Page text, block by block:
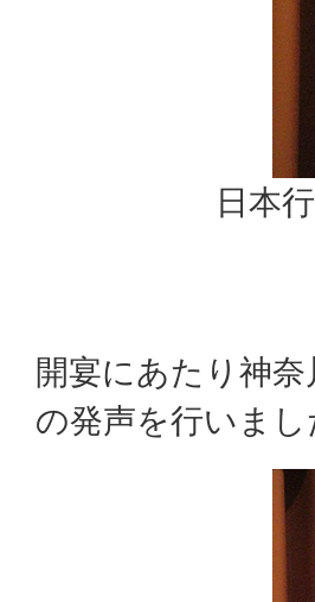
日本
開宴にあたり神
の発声を行いまし